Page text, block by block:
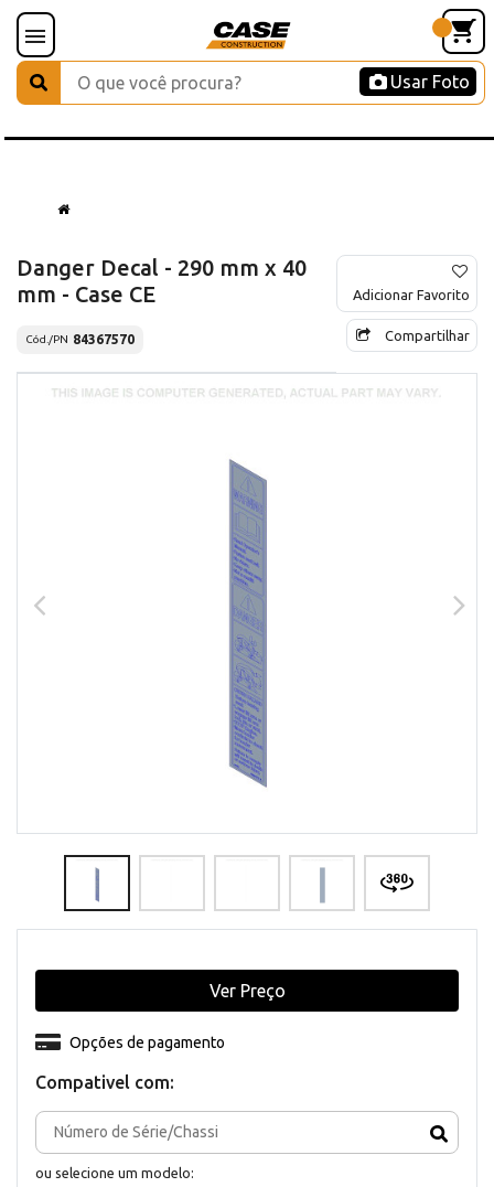
Usar Foto
Danger Decal - 290 mm x 40
mm - Case CE
Cód./PN 84367570
Adicionar Favorito
Compartilhar
Compativel com:
ou selecione um modelo:
Opções de pagamento
Ver Preço